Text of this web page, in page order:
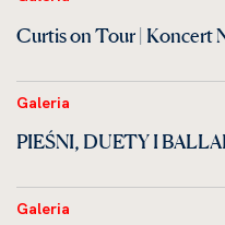
Curtis on Tour | Koncert
Galeria
PIEŚNI, DUETY I
Galeria